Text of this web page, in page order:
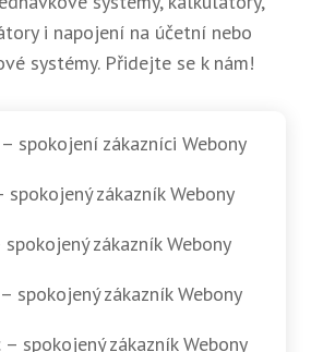
i napojení na účetní nebo
systémy. Přidejte se k nám!